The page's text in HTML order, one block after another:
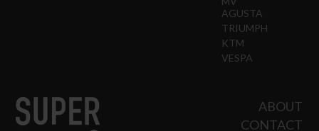
AGUSTA
TRIUMPH
KTM
VESPA
ABOUT
CONTACT